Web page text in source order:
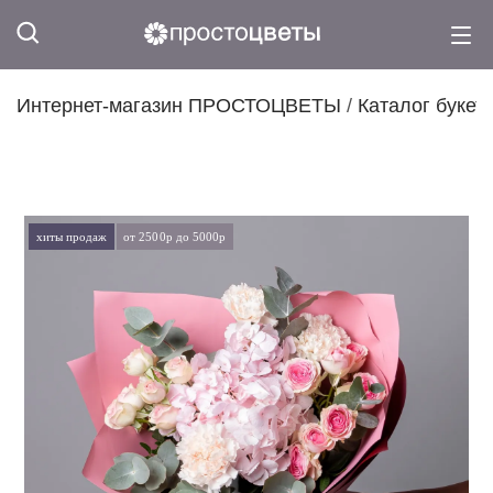
Интернет-магазин ПРОСТОЦВЕТЫ / Каталог
хиты продаж от 2500р до 5000р